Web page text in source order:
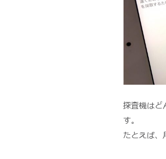
探査機はど
す。
たとえば、